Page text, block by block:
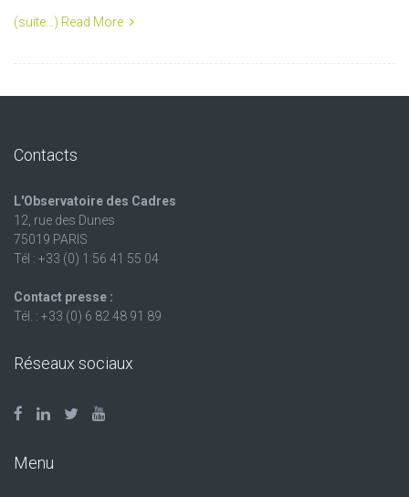
(suite…) Read More
Contacts
L'Observatoire des Cadres
12, rue des Dunes
75019 PARIS
Tél : +33 (0) 1 56 41 55 04
Contact presse :
Tél. : +33 (0) 6 82 48 91 89
Réseaux sociaux
Menu